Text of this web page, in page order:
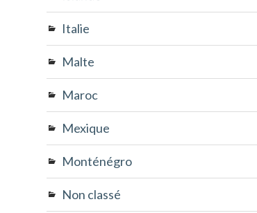
Italie
Malte
Maroc
Mexique
Monténégro
Non classé